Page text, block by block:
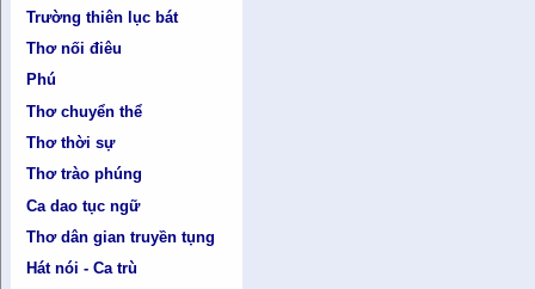
Trường thiên lục bát
Thơ nối điêu
Phú
Thơ chuyển thể
Thơ thời sự
Thơ trào phúng
Ca dao tục ngữ
Thơ dân gian truyền tụng
Hát nói - Ca trù